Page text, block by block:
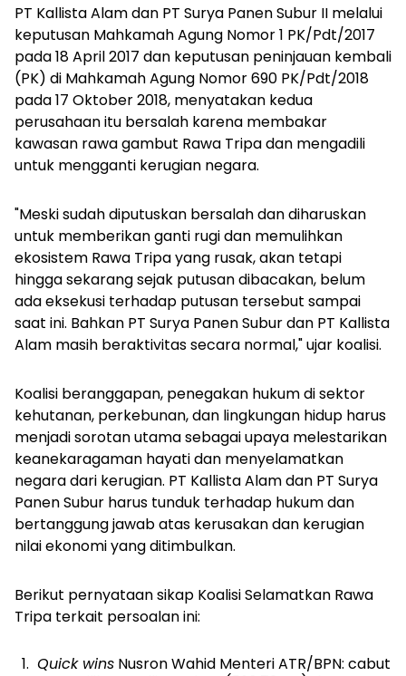
PT Kallista Alam dan PT Surya Panen Subur II melalui
keputusan Mahkamah Agung Nomor 1 PK/Pdt/2017
pada 18 April 2017 dan keputusan peninjauan kembali
(PK) di Mahkamah Agung Nomor 690 PK/Pdt/2018
pada 17 Oktober 2018, menyatakan kedua
perusahaan itu bersalah karena membakar
kawasan rawa gambut Rawa Tripa dan mengadili
untuk mengganti kerugian negara.
"Meski sudah diputuskan bersalah dan diharuskan
untuk memberikan ganti rugi dan memulihkan
ekosistem Rawa Tripa yang rusak, akan tetapi
hingga sekarang sejak putusan dibacakan, belum
ada eksekusi terhadap putusan tersebut sampai
saat ini. Bahkan PT Surya Panen Subur dan PT Kallista
Alam masih beraktivitas secara normal," ujar koalisi.
Koalisi beranggapan, penegakan hukum di sektor
kehutanan, perkebunan, dan lingkungan hidup harus
menjadi sorotan utama sebagai upaya melestarikan
keanekaragaman hayati dan menyelamatkan
negara dari kerugian. PT Kallista Alam dan PT Surya
Panen Subur harus tunduk terhadap hukum dan
bertanggung jawab atas kerusakan dan kerugian
nilai ekonomi yang ditimbulkan.
Berikut pernyataan sikap Koalisi Selamatkan Rawa
Tripa terkait persoalan ini:
Quick wins Nusron Wahid Menteri ATR/BPN: cabut